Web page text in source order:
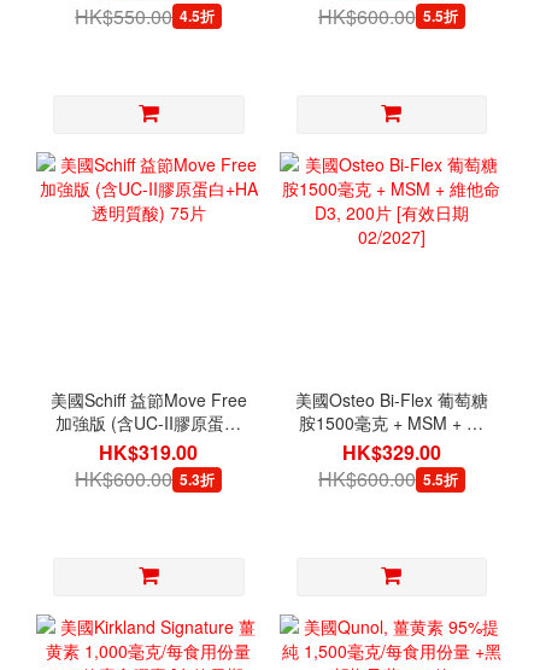
200亳克(5合1) 120片
HK$550.00 4.5折
HK$600.00 5.5折
美國Schiff 益節Move Free
加強版 (含UC-II膠原蛋白
+HA透明質酸) 75片
HK$319.00
HK$600.00 5.3折
美國Osteo Bi-Flex 葡萄糖
胺1500毫克 + MSM + 維
他命D3, 200片 [有效日期
02/2027]
HK$329.00
HK$600.00 5.5折